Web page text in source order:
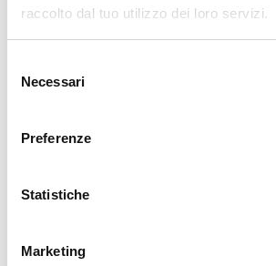
raccolto dal tuo utilizzo dei loro servizi.
delNecessari
Preferenze
Statistiche
Marketing
Condividi:
gran pettorale
Commento*